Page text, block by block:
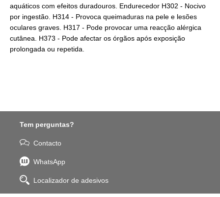
aquáticos com efeitos duradouros. Endurecedor H302 - Nocivo
por ingestão. H314 - Provoca queimaduras na pele e lesões
oculares graves. H317 - Pode provocar uma reacção alérgica
cutânea. H373 - Pode afectar os órgãos após exposição
prolongada ou repetida.
Tem perguntas?
Contacto
WhatsApp
Localizador de adesivos